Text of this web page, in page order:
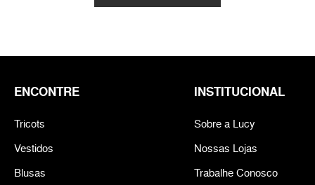
ENCONTRE
Tricots
Vestidos
Blusas
INSTITUCIONAL
Sobre a Lucy
Nossas Lojas
Trabalhe Conosco